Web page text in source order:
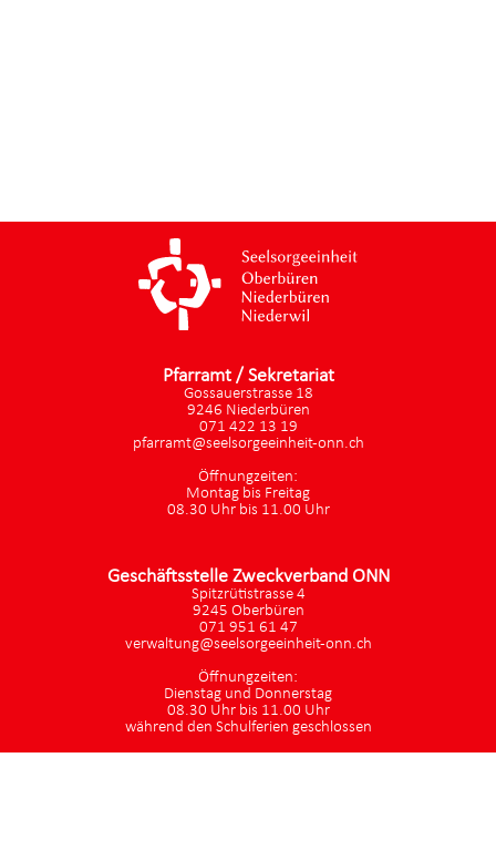
Pfarramt / Sekretariat
Gossauerstrasse 18
9246 Niederbüren
071 422 13 19
pfarramt@seelsorgeeinheit-onn.ch
Öffnungzeiten:
Montag bis Freitag
08.30 Uhr bis 11.00 Uhr
Geschäftsstelle Zweckverband ONN
Spitzrütistrasse 4
9245 Oberbüren
071 951 61 47
verwaltung@seelsorgeeinheit-onn.ch
Öffnungzeiten:
Dienstag und Donnerstag
08.30 Uhr bis 11.00 Uhr
während den Schulferien geschlossen